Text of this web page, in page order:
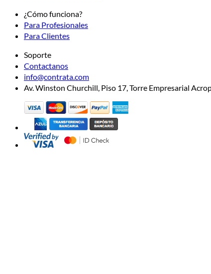
¿Cómo funciona?
Para Profesionales
Para Clientes
Soporte
Contactanos
info@contrata.com
Av. Winston Churchill, Piso 17, Torre Empresarial